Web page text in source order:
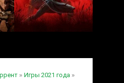
» Игры 2021 года »